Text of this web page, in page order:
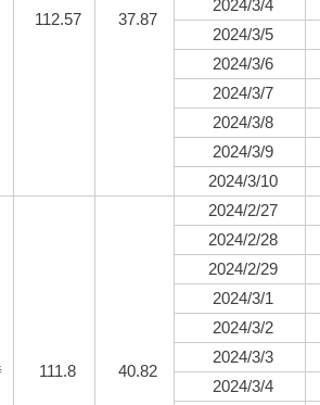
112.57 37.87
2024/3/4
2024/3/5
2024/3/6
2024/3/7
2024/3/8
2024/3/9
2024/3/10
111.8 40.82
2024/2/27
2024/2/28
2024/2/29
2024/3/1
2024/3/2
2024/3/3
2024/3/4